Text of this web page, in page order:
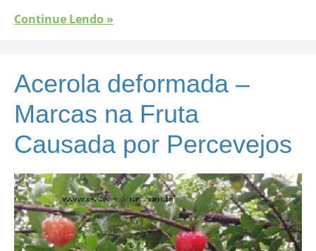
Continue Lendo »
Acerola deformada –
Marcas na Fruta
Causada por Percevejos